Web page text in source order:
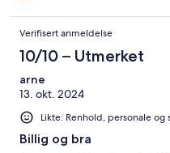
Verifisert anmeldelse
10/10 – Utmerket
arne
13. okt. 2024
Likte: Renhold, personale
Billig og bra